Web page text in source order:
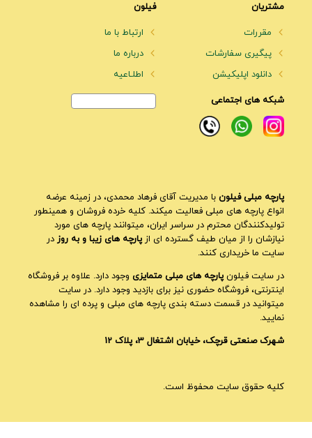
مشتریان
مقررات
پیگیری سفارشات
دانلود اپلیکیشن
فیلون
ارتباط با ما
درباره ما
اطلـاعیه
شبکه های اجتماعی
پارچه مبلی فیلون با مدیریت آقای فرهاد محمدی، در زمینه عرضه
انواع پارچه های مبلی فعالیت میکند. کلیه خرده فروشان و همینطور
تولیدکنندگان محترم در سراسر ایران، میتوانند پارچه های مورد
نیازشان را از میان طیف گسترده ای ازپارچه های زیبا و به روز در
سایت ما خریداری کنند.
در سایت فیلونپارچه های مبلی متمایزی وجود دارد. علاوه بر فروشگاه
اینترنتی، فروشگاه حضوری نیز برای بازدید وجود دارد. در سایت
میتوانید در قسمت دسته بندی پارچه های مبلی و پرده ای را مشاهده
نمایید.
شهرک صنعتی قرچک، خیابان اشتغال 3، پلاک 12
کلیه حقوق سایت محفوظ است.